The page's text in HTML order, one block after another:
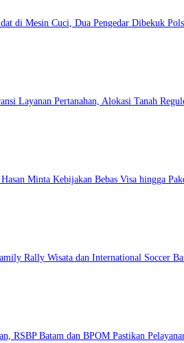
di Mesin Cuci, Dua Pengedar Dibekuk
Layanan Pertanahan, Alokasi Tanah
Minta Kebijakan Bebas Visa hingga
Rally Wisata dan International Soccer
RSBP Batam dan BPOM Pastikan